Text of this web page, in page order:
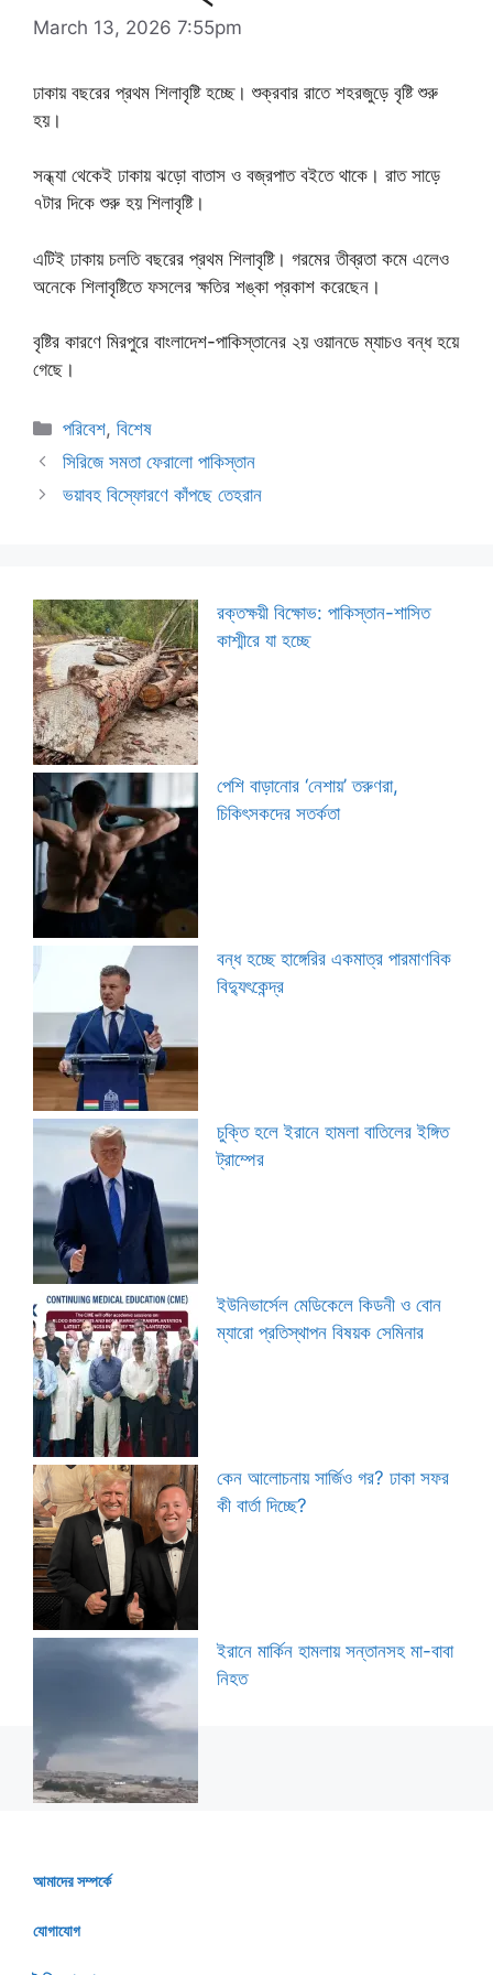
March 13, 2026 7:55pm
ঢাকায় বছরের প্রথম শিলাবৃষ্টি হচ্ছে। শুক্রবার রাতে শহরজুড়ে বৃষ্টি শুরু
হয়।
সন্ধ্যা থেকেই ঢাকায় ঝড়ো বাতাস ও বজ্রপাত বইতে থাকে। রাত সাড়ে
৭টার দিকে শুরু হয় শিলাবৃষ্টি।
এটিই ঢাকায় চলতি বছরের প্রথম শিলাবৃষ্টি। গরমের তীব্রতা কমে এলেও
অনেকে শিলাবৃষ্টিতে ফসলের ক্ষতির শঙ্কা প্রকাশ করেছেন।
বৃষ্টির কারণে মিরপুরে বাংলাদেশ-পাকিস্তানের ২য় ওয়ানডে ম্যাচও বন্ধ হয়ে
গেছে।
Categories
পরিবেশ,বিশেষ
সিরিজে সমতা ফেরালো পাকিস্তান
ভয়াবহ বিস্ফোরণে কাঁপছে তেহরান
রক্তক্ষয়ী বিক্ষোভ: পাকিস্তান-শাসিত
কাশ্মীরে যা হচ্ছে
পেশি বাড়ানোর ‘নেশায়’ তরুণরা,
চিকিৎসকদের সতর্কতা
বন্ধ হচ্ছে হাঙ্গেরির একমাত্র পারমাণবিক
বিদ্যুৎকেন্দ্র
চুক্তি হলে ইরানে হামলা বাতিলের ইঙ্গিত
ট্রাম্পের
ইউনিভার্সেল মেডিকেলে কিডনী ও বোন
ম্যারো প্রতিস্থাপন বিষয়ক সেমিনার
কেন আলোচনায় সার্জিও গর? ঢাকা সফর
কী বার্তা দিচ্ছে?
ইরানে মার্কিন হামলায় সন্তানসহ মা-বাবা
নিহত
আমাদের সম্পর্কে
যোগাযোগ